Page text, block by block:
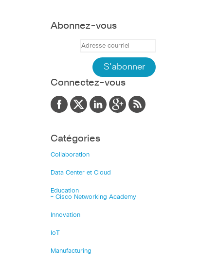
Abonnez-vous
Connectez-vous
Catégories
Collaboration
Data Center et Cloud
Education
– Cisco Networking Academy
Innovation
IoT
Manufacturing